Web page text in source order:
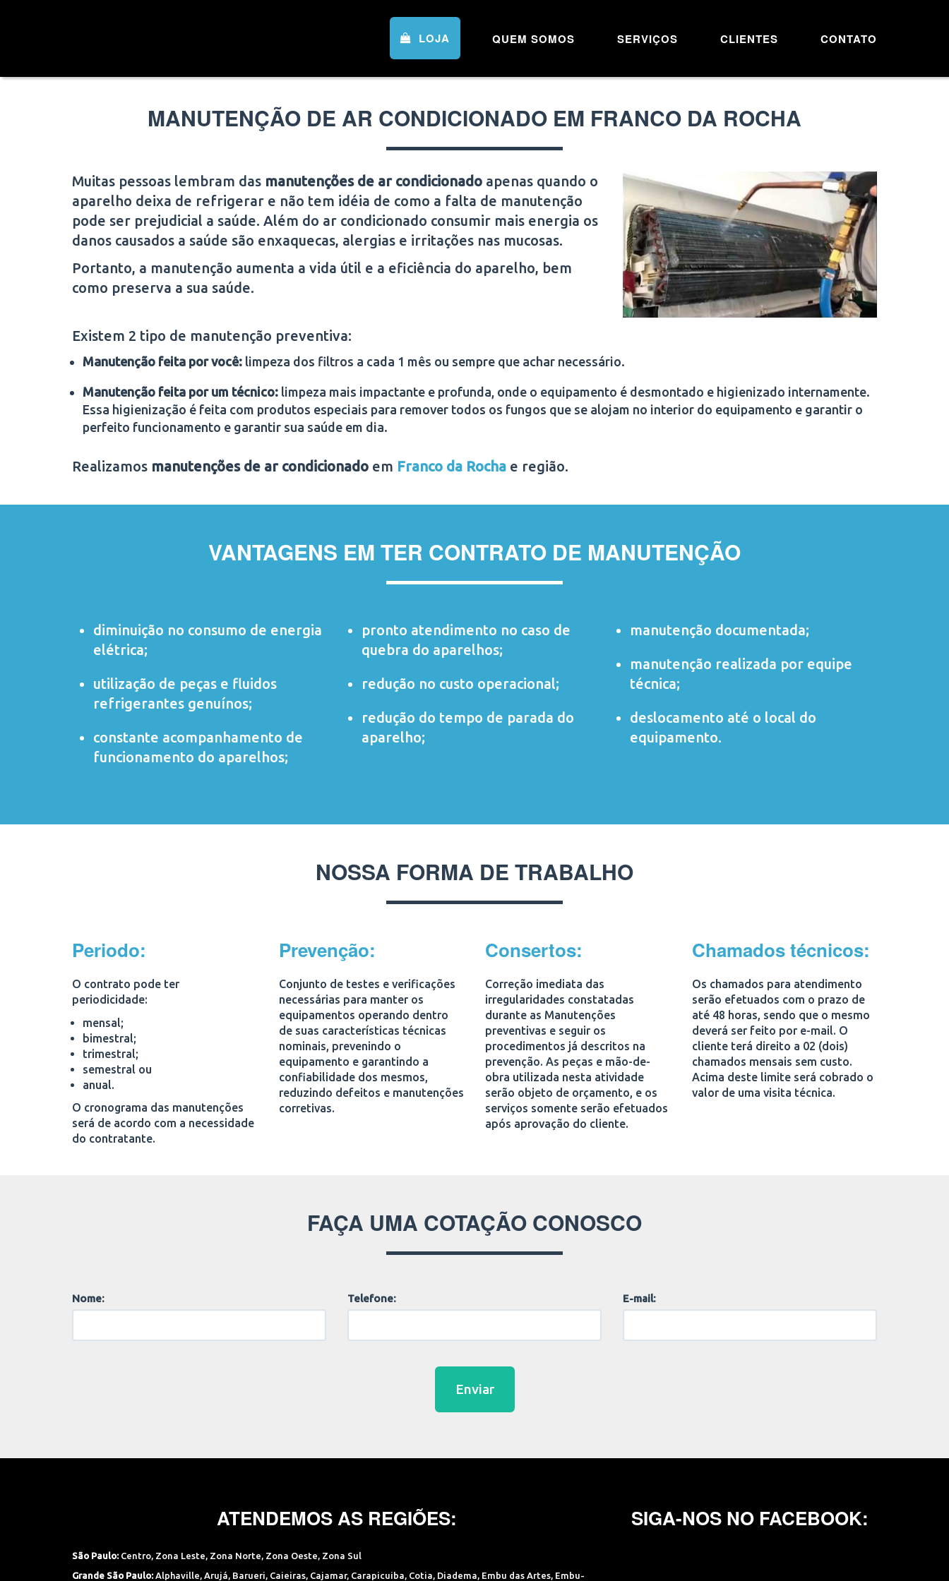
LOJA QUEM SOMOS SERVIÇOS CLIENTES CONTATO
MANUTENÇÃO DE AR CONDICIONADO EM FRANCO DA ROCHA
Muitas pessoas lembram das manutenções de ar condicionado apenas quando o
aparelho deixa de refrigerar e não tem idéia de como a falta de manutenção
pode ser prejudicial a saúde. Além do ar condicionado consumir mais energia os
danos causados a saúde são enxaquecas, alergias e irritações nas mucosas.
Portanto, a manutenção aumenta a vida útil e a eficiência do aparelho, bem
como preserva a sua saúde.
Existem 2 tipo de manutenção preventiva:
Manutenção feita por você: limpeza dos filtros a cada 1 mês ou sempre que achar necessário.
Manutenção feita por um técnico: limpeza mais impactante e profunda, onde o equipamento é desmontado e higienizado internamente.
Essa higienização é feita com produtos especiais para remover todos os fungos que se alojam no interior do equipamento e garantir o
perfeito funcionamento e garantir sua saúde em dia.
Realizamos manutenções de ar condicionado em Franco da Rocha e região.
VANTAGENS EM TER CONTRATO DE MANUTENÇÃO
diminuição no consumo de energia
elétrica;
utilização de peças e fluidos
refrigerantes genuínos;
constante acompanhamento de
funcionamento do aparelhos;
pronto atendimento no caso de
quebra do aparelhos;
redução no custo operacional;
redução do tempo de parada do
aparelho;
manutenção documentada;
manutenção realizada por equipe
técnica;
deslocamento até o local do
equipamento.
NOSSA FORMA DE TRABALHO
Periodo:
O contrato pode ter
periodicidade:
mensal;
bimestral;
trimestral;
semestral ou
anual.
O cronograma das manutenções
será de acordo com a necessidade
do contratante.
Prevenção:
Conjunto de testes e verificações
necessárias para manter os
equipamentos operando dentro
de suas características técnicas
nominais, prevenindo o
equipamento e garantindo a
confiabilidade dos mesmos,
reduzindo defeitos e manutenções
corretivas.
Consertos:
Correção imediata das
irregularidades constatadas
durante as Manutenções
preventivas e seguir os
procedimentos já descritos na
prevenção. As peças e mão-de-
obra utilizada nesta atividade
serão objeto de orçamento, e os
serviços somente serão efetuados
após aprovação do cliente.
Chamados técnicos:
Os chamados para atendimento
serão efetuados com o prazo de
até 48 horas, sendo que o mesmo
deverá ser feito por e-mail. O
cliente terá direito a 02 (dois)
chamados mensais sem custo.
Acima deste limite será cobrado o
valor de uma visita técnica.
FAÇA UMA COTAÇÃO CONOSCO
Nome: Telefone: E-mail:
Enviar
ATENDEMOS AS REGIÕES:
São Paulo: Centro Zona Leste Zona Norte Zona Oeste Zona Sul
Grande São Paulo: Alphaville, Arujá, Barueri, Caieiras, Cajamar, Carapicuiba, Cotia, Diadema, Embu das Artes, Embu-
SIGA-NOS NO FACEBOOK: